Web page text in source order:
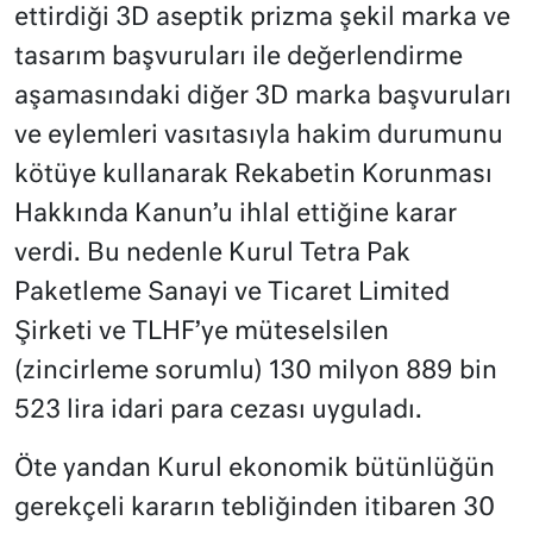
ettirdiği 3D aseptik prizma şekil marka ve
tasarım başvuruları ile değerlendirme
aşamasındaki diğer 3D marka başvuruları
ve eylemleri vasıtasıyla hakim durumunu
kötüye kullanarak Rekabetin Korunması
Hakkında Kanun’u ihlal ettiğine karar
verdi. Bu nedenle Kurul Tetra Pak
Paketleme Sanayi ve Ticaret Limited
Şirketi ve TLHF’ye müteselsilen
(zincirleme sorumlu) 130 milyon 889 bin
523 lira idari para cezası uyguladı.
Öte yandan Kurul ekonomik bütünlüğün
gerekçeli kararın tebliğinden itibaren 30